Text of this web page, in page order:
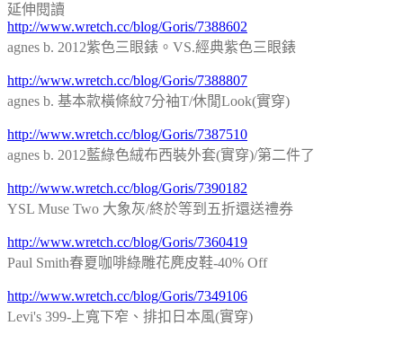
延伸閱讀
http://www.wretch.cc/blog/Goris/7388602
agnes b. 2012紫色三眼錶。VS.經典紫色三眼錶
http://www.wretch.cc/blog/Goris/7388807
agnes b. 基本款橫條紋7分袖T/休閒Look(實穿)
http://www.wretch.cc/blog/Goris/7387510
agnes b. 2012藍綠色絨布西裝外套(實穿)/第二件了
http://www.wretch.cc/blog/Goris/7390182
YSL Muse Two 大象灰/終於等到五折還送禮券
http://www.wretch.cc/blog/Goris/7360419
Paul Smith春夏咖啡綠雕花麂皮鞋-40% Off
http://www.wretch.cc/blog/Goris/7349106
Levi's 399-上寬下窄、排扣日本風(實穿)